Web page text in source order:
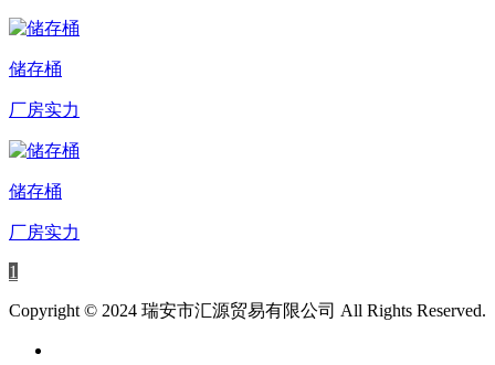
储存桶
厂房实力
储存桶
厂房实力
1
Copyright © 2024 瑞安市汇源贸易有限公司 All Rights Reserved.